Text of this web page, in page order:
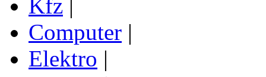
Kfz |
Computer |
Elektro |